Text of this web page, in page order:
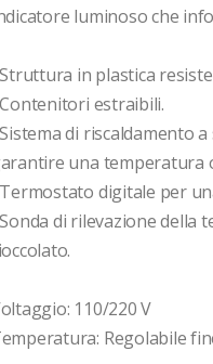
luminoso che
Struttura in plastica
Contenitori estraibili.
Sistema di riscaldamento
una temperatura
Termostato digitale per
Sonda di rilevazione
110/220 V
Regolabile